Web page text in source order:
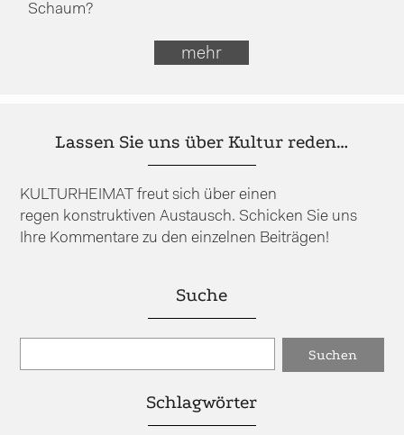
Schaum?
mehr
Lassen Sie uns über Kultur reden…
KULTURHEIMAT freut sich über einen
regen konstruktiven Austausch. Schicken Sie uns
Ihre Kommentare zu den einzelnen Beiträgen!
Suche
Schlagwörter